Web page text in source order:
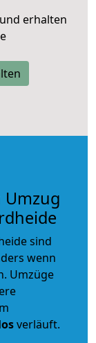
erhalten
Umzug
sind
wenn
Umzüge
verläuft.